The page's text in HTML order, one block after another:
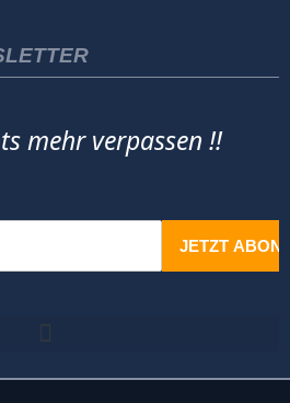
mehr verpassen !!